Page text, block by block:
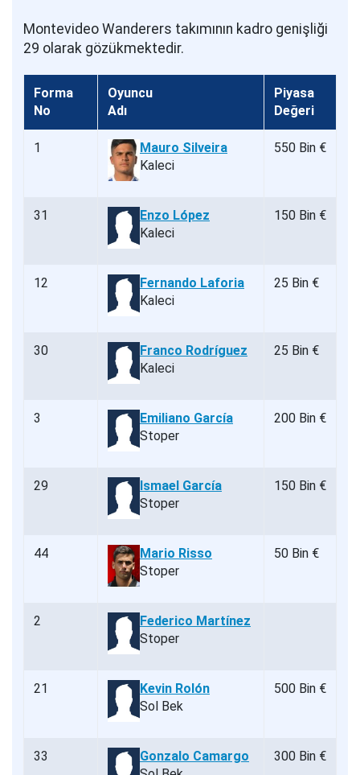
Montevideo Wanderers takımının kadro genişliği
29 olarak gözükmektedir.
Forma
No
Oyuncu
Adı
Piyasa
Değeri
1
Mauro Silveira
Kaleci
550 Bin €
31
Enzo López
Kaleci
150 Bin €
12
Fernando Laforia
Kaleci
25 Bin €
30
Franco Rodríguez
Kaleci
25 Bin €
3
Emiliano García
Stoper
200 Bin €
29
Ismael García
Stoper
150 Bin €
44
Mario Risso
Stoper
50 Bin €
2
Federico Martínez
Stoper
21
Kevin Rolón
Sol Bek
500 Bin €
33
Gonzalo Camargo
300 Bin €